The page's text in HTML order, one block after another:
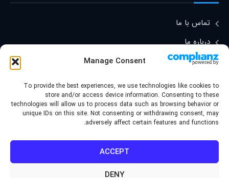
Manage Consent
To provide the best experiences, we use technologies like cookies to
store and/or access device information. Consenting to these
technologies will allow us to process data such as browsing behavior or
unique IDs on this site. Not consenting or withdrawing consent, may
adversely affect certain features and functions.
ACCEPT
DENY
تماس با ما
درباره ما
© کپی رایت ۲۰۲۲ | قالب توسط
گروه برند سازی موج طراحی شده
- کلیه حقوق محفوظ است | برای
وردپرس طراحی شده است